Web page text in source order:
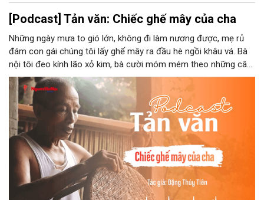
[Podcast] Tản văn: Chiếc ghế mây của cha
Những ngày mưa to gió lớn, không đi làm nương được, mẹ rủ
đám con gái chúng tôi lấy ghế mây ra đầu hè ngồi khâu vá. Bà
nội tôi đeo kính lão xỏ kim, bà cười móm mém theo những câu
chuyện kể tếu táo của đám trẻ chúng tôi. Chiếc ghế mây phát
ra âm thanh kin kít chịu đựng sức nặng cơ thể con người theo
những điệu cười khúc khích.